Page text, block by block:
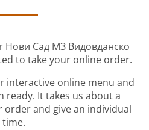
Нови Сад МЗ Видовданско
to take your online order.
interactive online menu and
ready. It takes us about a
and give an individual
time.